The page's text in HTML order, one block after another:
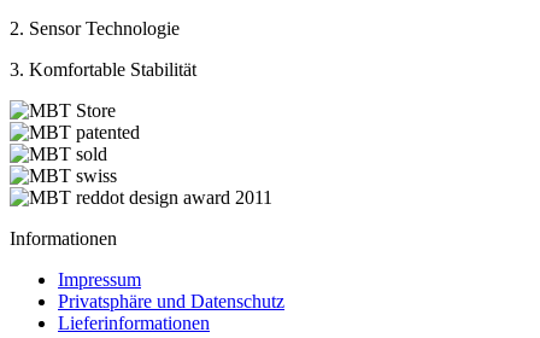
2. Sensor Technologie
3. Komfortable Stabilität
Informationen
Impressum
Privatsphäre und Datenschutz
Lieferinformationen